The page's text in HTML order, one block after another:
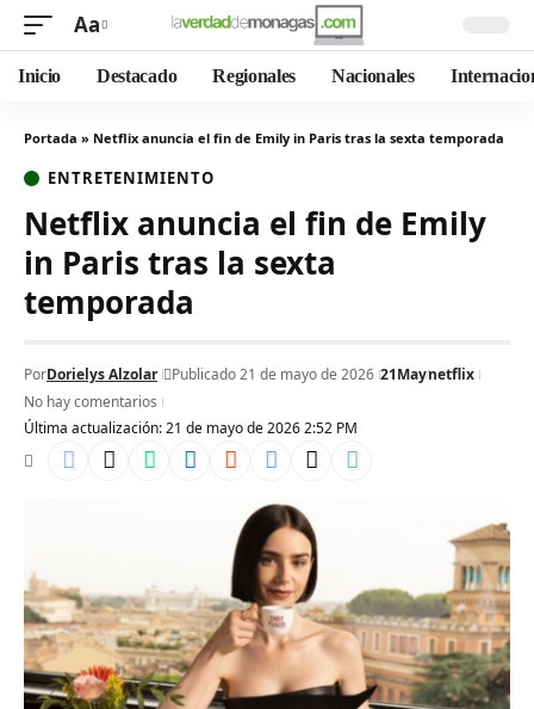
Aa
Inicio Destacado Regionales Nacionales
Portada » Netflix anuncia el fin de Emily in Paris tras la sexta temporada
ENTRETENIMIENTO
Netflix anuncia el fin de Emily
in Paris tras la sexta
temporada
Última actualización: 21 de mayo de 2026 2:52 PM
PorDorielys Alzolar Publicado 21 de mayo de 2026 21Maynetflix
No hay comentarios